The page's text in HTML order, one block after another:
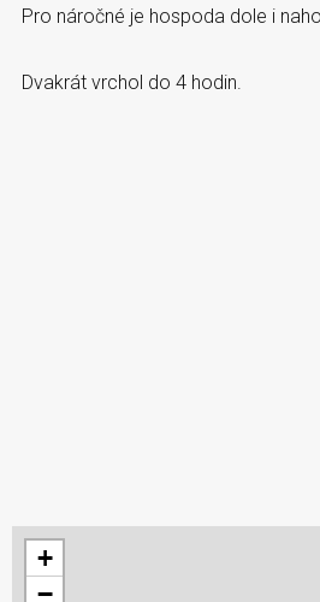
Pro náročné je hospoda dole i
Dvakrát vrchol do 4 hodin.
+
−